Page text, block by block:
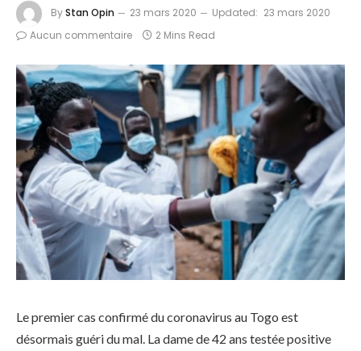
ByStan Opin 23 mars 2020 Updated: 23 mars 2020
Aucun commentaire
2 Mins Read
Le premier cas confirmé du coronavirus au Togo est
désormais guéri du mal. La dame de 42 ans testée positive